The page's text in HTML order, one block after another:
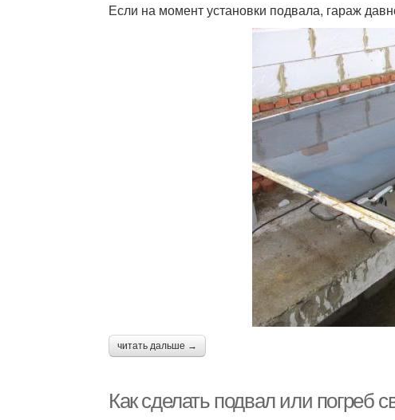
Если на момент установки подвала, гараж
читать дальше →
Как сделать подвал или погреб